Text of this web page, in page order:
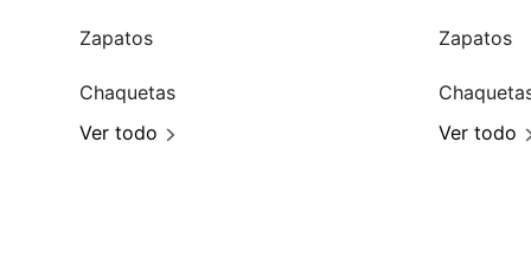
Zapatos
Chaquetas
Ver todo
Zapatos
Ver todo